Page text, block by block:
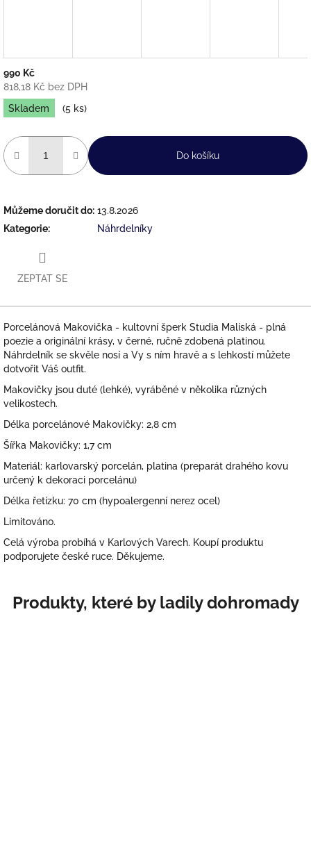
990 Kč
818,18 Kč bez DPH
Měrná
cena:
Skladem (5 ks)
Do košíku
Můžeme doručit do: 13.8.2026
Kategorie: Náhrdelníky
ZEPTAT SE
Porcelánová Makovička - kultovní šperk Studia Malíská - plná
poezie a originální krásy, v černé, ručně zdobená platinou.
Náhrdelník se skvěle nosí a Vy s ním hravě a s lehkostí můžete
dotvořit Váš outfit.
Makovičky jsou duté (lehké), vyráběné v několika různých
velikostech.
Délka porcelánové Makovičky: 2,8 cm
Šířka Makovičky: 1,7 cm
Materiál: karlovarský porcelán, platina (preparát drahého kovu
určený k dekoraci porcelánu)
Délka řetízku: 70 cm (hypoalergenní nerez ocel)
Limitováno.
Celá výroba probíhá v Karlových Varech. Koupí produktu
podporujete české ruce. Děkujeme.